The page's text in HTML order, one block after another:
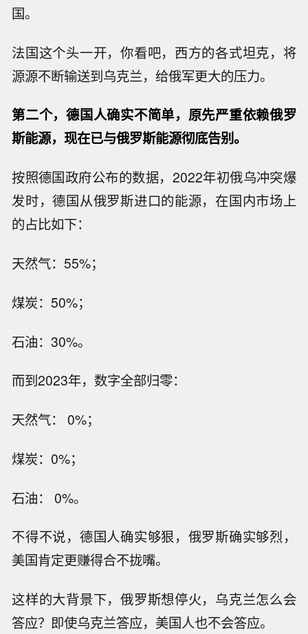
国。
法国这个头一开，你看吧，西方的各式坦克，将
源源不断输送到乌克兰，给俄军更大的压力。
第二个，德国人确实不简单，原先严重依赖俄罗
斯能源，现在已与俄罗斯能源彻底告别。
按照德国政府公布的数据，2022年初俄乌冲突爆
发时，德国从俄罗斯进口的能源，在国内市场上
的占比如下：
天然气：55%；
煤炭：50%；
石油：30%。
而到2023年，数字全部归零：
天然气： 0%；
煤炭：0%；
石油： 0%。
不得不说，德国人确实够狠，俄罗斯确实够烈，
美国肯定更赚得合不拢嘴。
这样的大背景下，俄罗斯想停火，乌克兰怎么会
答应？即使乌克兰答应，美国人也不会答应。